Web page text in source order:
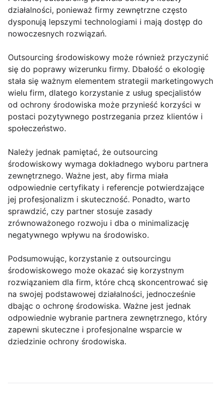
działalności, ponieważ firmy zewnętrzne często
dysponują lepszymi technologiami i mają dostęp do
nowoczesnych rozwiązań.
Outsourcing środowiskowy może również przyczynić
się do poprawy wizerunku firmy. Dbałość o ekologię
stała się ważnym elementem strategii marketingowych
wielu firm, dlatego korzystanie z usług specjalistów
od ochrony środowiska może przynieść korzyści w
postaci pozytywnego postrzegania przez klientów i
społeczeństwo.
Należy jednak pamiętać, że outsourcing
środowiskowy wymaga dokładnego wyboru partnera
zewnętrznego. Ważne jest, aby firma miała
odpowiednie certyfikaty i referencje potwierdzające
jej profesjonalizm i skuteczność. Ponadto, warto
sprawdzić, czy partner stosuje zasady
zrównoważonego rozwoju i dba o minimalizację
negatywnego wpływu na środowisko.
Podsumowując, korzystanie z outsourcingu
środowiskowego może okazać się korzystnym
rozwiązaniem dla firm, które chcą skoncentrować się
na swojej podstawowej działalności, jednocześnie
dbając o ochronę środowiska. Ważne jest jednak
odpowiednie wybranie partnera zewnętrznego, który
zapewni skuteczne i profesjonalne wsparcie w
dziedzinie ochrony środowiska.